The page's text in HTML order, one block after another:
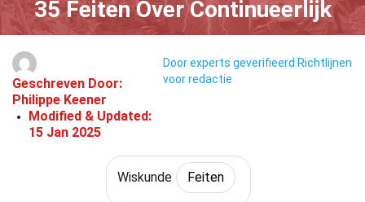
35 Feiten Over Continueerlijk
Geschreven Door:
Philippe Keener
Modified & Updated:
15 Jan 2025
Door experts geverifieerd Richtlijnen
voor redactie
Wiskunde Feiten